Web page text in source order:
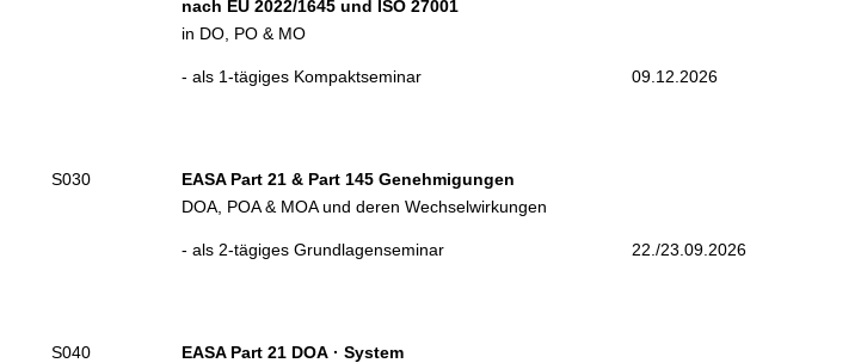
nach EU 2022/1645 und ISO 27001
in DO, PO & MO
- als 1-tägiges Kompaktseminar 09.12.2026
S030
EASA Part 21 & Part 145 Genehmigungen
DOA , POA& MOAund deren Wechselwirkungen
- als 2-tägiges Grundlagenseminar 22./23.09.2026
S040 EASA Part 21 DOA · System